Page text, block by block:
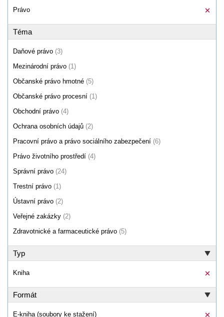
Právo
Téma
Daňové právo (3)
Mezinárodní právo (1)
Občanské právo hmotné (5)
Občanské právo procesní (1)
Obchodní právo (4)
Ochrana osobních údajů (2)
Pracovní právo a právo sociálního zabezpečení (6)
Právo životního prostředí (4)
Správní právo (24)
Trestní právo (1)
Ústavní právo (2)
Veřejné zakázky (2)
Zdravotnické a farmaceutické právo (5)
Typ
Kniha
Formát
E-kniha (soubory ke stažení)